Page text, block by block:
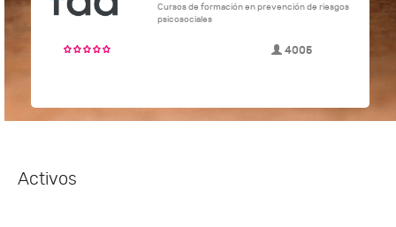
Cursos de formación en prevención de riesgos
psicosociales
4005
Activos